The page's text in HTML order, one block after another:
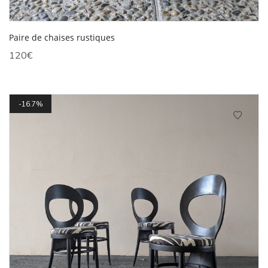
Paire de chaises rustiques
120€
16.7%